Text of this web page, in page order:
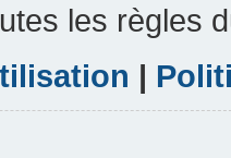
les règles
|